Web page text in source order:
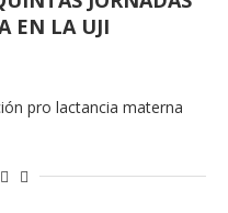
EN LA UJI
pro lactancia materna